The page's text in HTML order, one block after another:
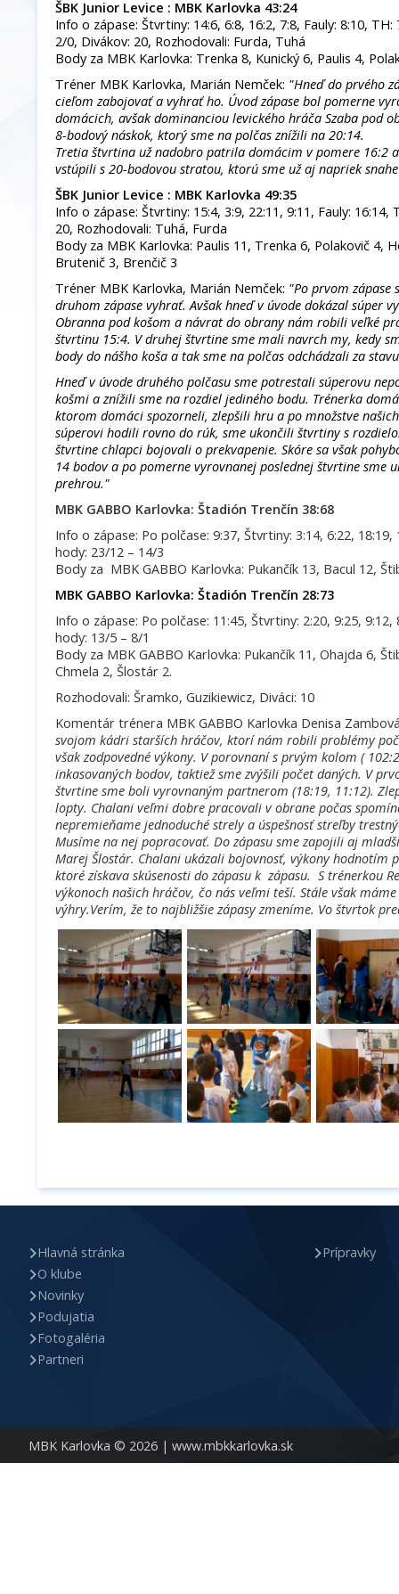
ŠBK Junior Levice : MBK Karlovka 43:24
Info o zápase: Štvrtiny: 14:6, 6:8, 16:2, 7:8, Fauly: 8:10, TH:
2/0, Divákov: 20, Rozhodovali: Furda, Tuhá
Body za MBK Karlovka: Trenka 8, Kunický 6, Paulis 4,
Tréner MBK Karlovka, Marián Nemček: "Hneď do prvého
cieľom zabojovať a vyhrať ho. Úvod zápase bol pomerne
domácich, avšak dominanciou levického hráča Szaba pod
8-bodový náskok, ktorý sme na polčas znížili na 20:14.
Tretia štvrtina už nadobro patrila domácim v pomere 16:2
vstúpili s 20-bodovou stratou, ktorú sme už aj napriek
ŠBK Junior Levice : MBK Karlovka 49:35
Info o zápase: Štvrtiny: 15:4, 3:9, 22:11, 9:11, Fauly:
20, Rozhodovali: Tuhá, Furda
Body za MBK Karlovka: Paulis 11, Trenka 6, Polakovič 4,
Brutenič 3, Brenčič 3
Tréner MBK Karlovka, Marián Nemček: "Po prvom zápase
druhom zápase vyhrať. Avšak hneď v úvode dokázal súper
Obranna pod košom a návrat do obrany nám robili veľké
štvrtinu 15:4. V druhej štvrtine sme mali navrch my, kedy
body do nášho koša a tak sme na polčas odchádzali za
Hneď v úvode druhého polčasu sme potrestali súperovu
košmi a znížili sme na rozdiel jediného bodu. Trénerka
ktorom domáci spozorneli, zlepšili hru a po množstve
súperovi hodili rovno do rúk, sme ukončili štvrtiny s
štvrtine chlapci bojovali o prekvapenie. Skóre sa však
14 bodov a po pomerne vyrovnanej poslednej štvrtine sme
prehrou."
MBK GABBO Karlovka: Štadión Trenčín 38:68
Info o zápase: Po polčase: 9:37, Štvrtiny: 3:14, 6:22,
hody: 23/12 – 14/3
Body za MBK GABBO Karlovka: Pukančík 13, Bacul 12,
MBK GABBO Karlovka: Štadión Trenčín 28:73
Info o zápase: Po polčase: 11:45, Štvrtiny: 2:20, 9:25,
hody: 13/5 – 8/1
Body za MBK GABBO Karlovka: Pukančík 11, Ohajda 6,
Chmela 2, Šlostár 2.
Rozhodovali: Šramko, Guzikiewicz, Diváci: 10
Komentár trénera MBK GABBO Karlovka Denisa
svojom kádri starších hráčov, ktorí nám robili problémy
však zodpovedné výkony. V porovnaní s prvým kolom (
inkasovaných bodov, taktiež sme zvýšili počet daných. V
štvrtine sme boli vyrovnaným partnerom (18:19, 11:12).
lopty. Chalani veľmi dobre pracovali v obrane počas
nepremieňame jednoduché strely a úspešnosť streľby
Musíme na nej popracovať. Do zápasu sme zapojili aj
Marej Šlostár. Chalani ukázali bojovnosť, výkony hodnotím
ktoré získava skúsenosti do zápasu k zápasu. S trénerkou
výkonoch našich hráčov, čo nás veľmi teší. Stále však
výhry.Verím, že to najbližšie zápasy zmeníme. Vo štvrtok
MBK Karlovka © 2026 | www.mbkkarlovka.sk
Hlavná stránka
O klube
Novinky
Podujatia
Fotogaléria
Partneri
Prípravky